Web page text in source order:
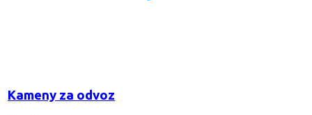
Kameny za odvoz